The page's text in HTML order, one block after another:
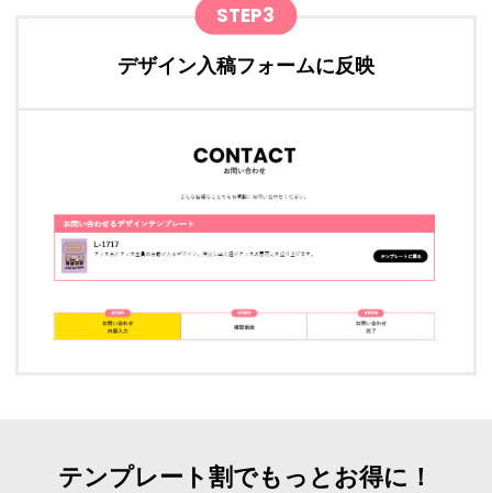
STEP3
デザイン入稿フォームに反映
テンプレート割でもっとお得に！